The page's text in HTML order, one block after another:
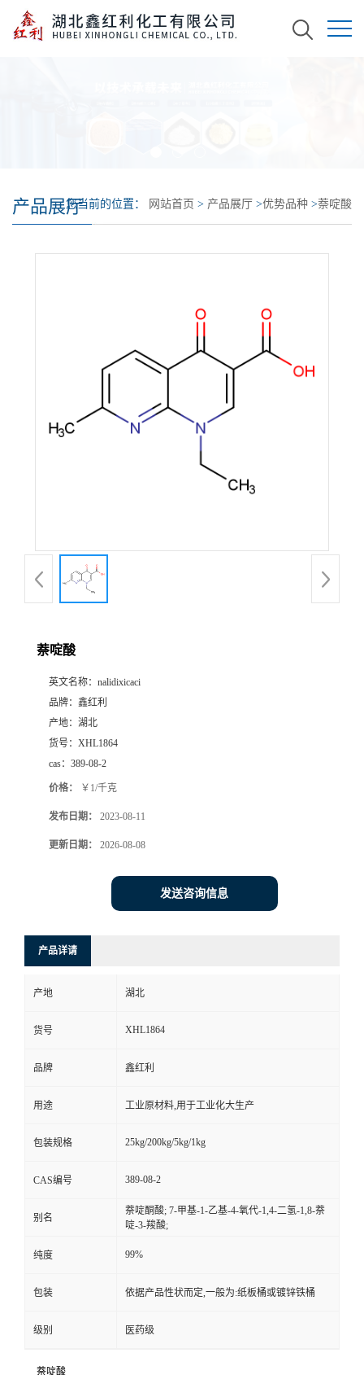
产品展厅您当前的位置： 网站首页 > 产品展厅 >优势品种 >萘啶酸
萘啶酸
英文名称： nalidixicaci
品牌： 鑫红利
产地： 湖北
货号： XHL1864
cas： 389-08-2
价格： ￥1/千克
发布日期： 2023-08-11
更新日期： 2026-08-08
发送咨询信息
产品详请
产地 湖北
货号 XHL1864
品牌 鑫红利
用途 工业原材料,用于工业化大生产
包装规格 25kg/200kg/5kg/1kg
CAS编号 389-08-2
别名
萘啶酮酸; 7-甲基-1-乙基-4-氧代-1,4-二氢-1,8-萘
啶-3-羧酸;
纯度 99%
包装 依据产品性状而定,一般为:纸板桶或镀锌铁桶
级别 医药级
萘啶酸